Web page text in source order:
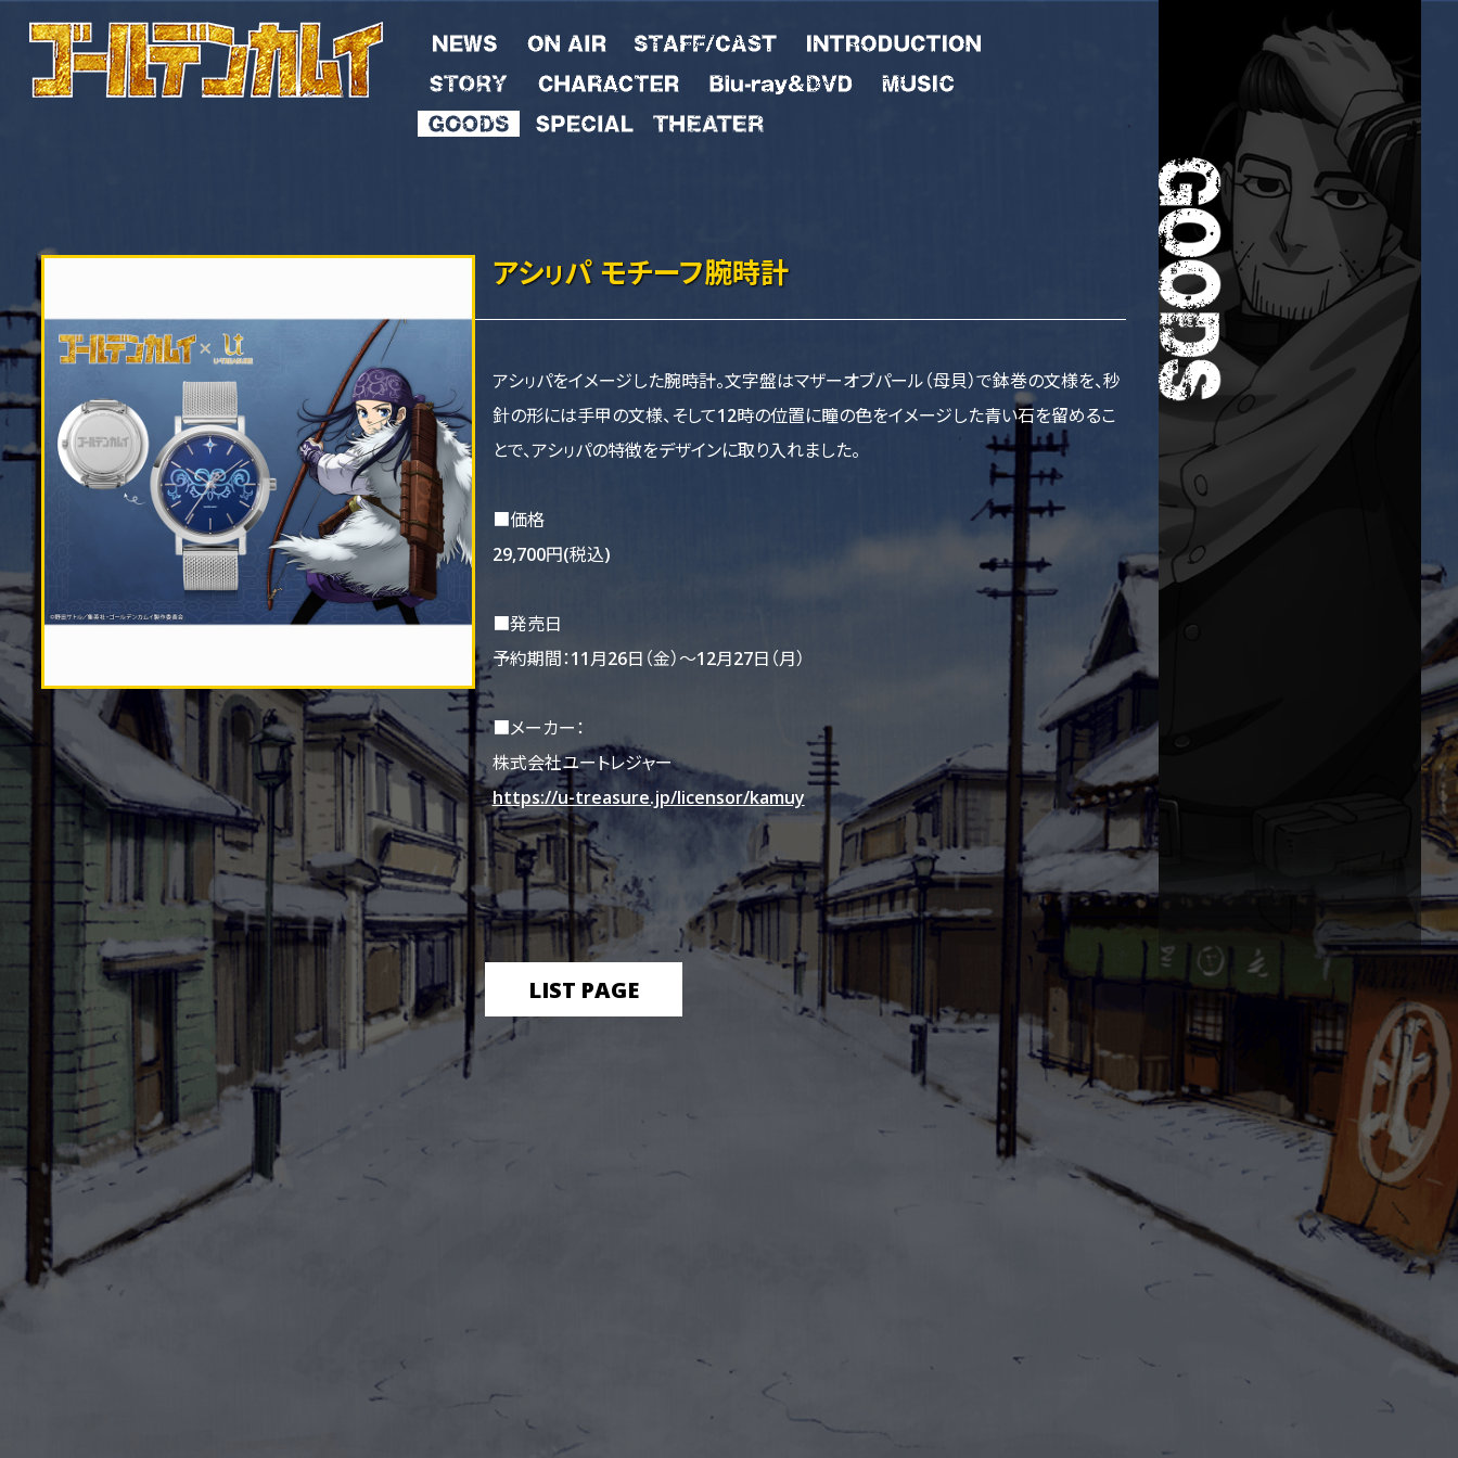
アシㇼパ モチーフ腕時計
アシㇼパをイメージした腕時計。文字盤はマザーオブパール（母貝）で鉢巻の文様を、秒
針の形には手甲の文様、そして12時の位置に瞳の色をイメージした青い石を留めるこ
とで、アシㇼパの特徴をデザインに取り入れました。
■価格
29,700円(税込)
■発売日
予約期間：11月26日（金）～12月27日（月）
■メーカー：
株式会社ユートレジャー
https://u-treasure.jp/licensor/kamuy
LIST PAGE